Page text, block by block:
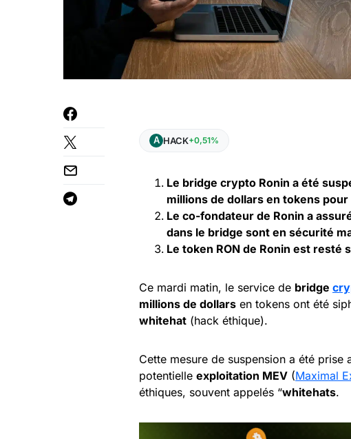
HACK+0,51%
Le bridge crypto Ronin a été
millions de dollars en tokens
Le co-fondateur de Ronin a
dans le bridge sont en sécurité
Le token RON de Ronin est resté
Ce mardi matin, le service de bridge
millions de dollars en tokens ont été
whitehat (hack éthique).
Cette mesure de suspension a été prise
potentielle exploitation MEV (Maximal
éthiques, souvent appelés “whitehats.